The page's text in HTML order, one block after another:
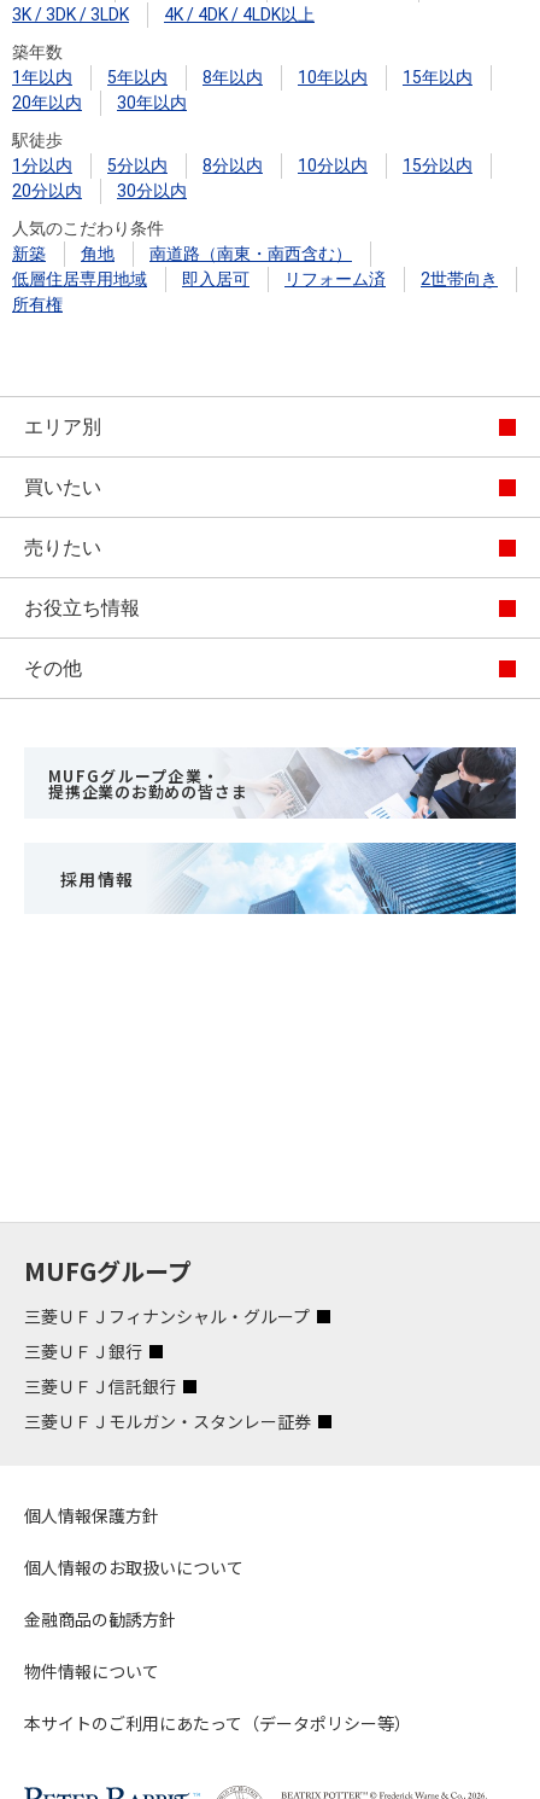
3K / 3DK / 3LDK
4K / 4DK / 4LDK以上
築年数
1年以内
5年以内 8年以内 10年以内
15年以内
20年以内
30年以内
駅徒歩
1分以内
5分以内 8分以内 10分以内
15分以内
20分以内
30分以内
人気のこだわり条件
新築
角地
南道路（南東・南西含む）
低層住居専用地域
即入居可 リフォーム済
2世帯向き
所有権
エリア別
買いたい
売りたい
お役立ち情報
その他
MUFGグループ企業・
提携企業のお勤めの皆さま
採用情報
MUFGグループ
三菱ＵＦＪフィナンシャル・グループ
三菱ＵＦＪ銀行
三菱ＵＦＪ信託銀行
三菱ＵＦＪモルガン・スタンレー証券
個人情報保護方針
個人情報のお取扱いについて
金融商品の勧誘方針
物件情報について
本サイトのご利用にあたって（データポリシー等）